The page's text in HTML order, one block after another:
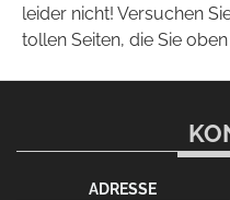
leider nicht! Versuchen
tollen Seiten, die Sie
ADRESSE